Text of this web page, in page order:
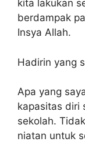
kita lakukan
berdampak
Insya Allah.
Hadirin yang
Apa yang
kapasitas diri
sekolah.
niatan untuk